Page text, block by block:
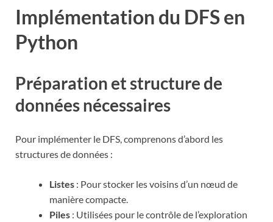
Implémentation du DFS en
Python
Préparation et structure de
données nécessaires
Pour implémenter le DFS, comprenons d’abord les
structures de données :
Listes : Pour stocker les voisins d’un nœud de
manière compacte.
Piles : Utilisées pour le contrôle de l’exploration